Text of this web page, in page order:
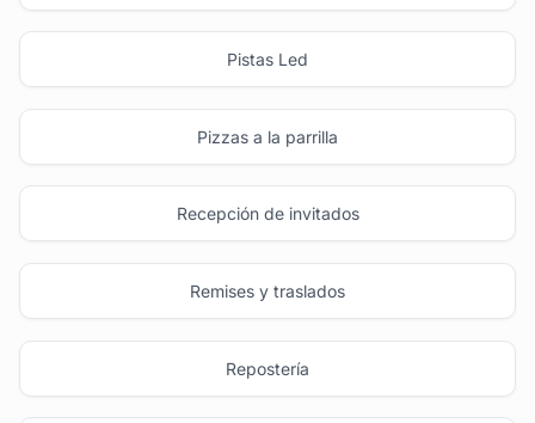
Pistas Led
Pizzas a la parrilla
Recepción de invitados
Remises y traslados
Repostería